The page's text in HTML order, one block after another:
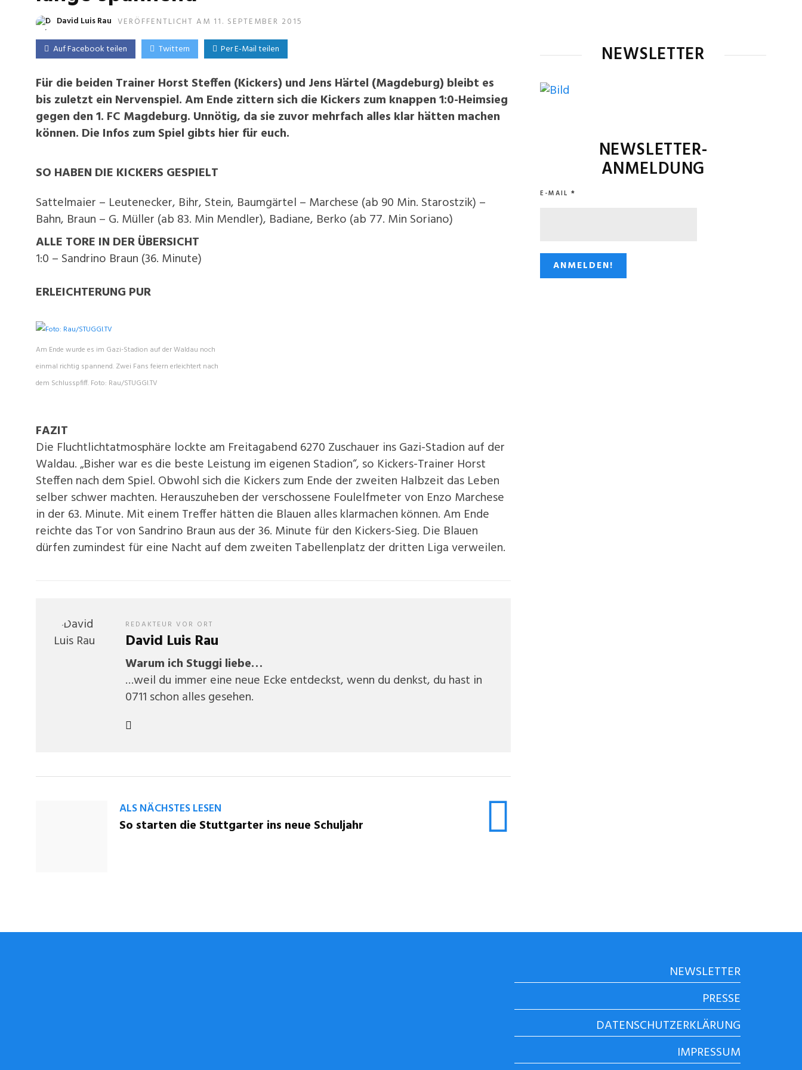
David Luis Rau VERÖFFENTLICHT AM 11. SEPTEMBER 2015
Auf Facebook teilen Twittern Per E-Mail teilen
Für die beiden Trainer Horst Steffen (Kickers) und Jens Härtel (Magdeburg) bleibt es
bis zuletzt ein Nervenspiel. Am Ende zittern sich die Kickers zum knappen 1:0-Heimsieg
gegen den 1. FC Magdeburg. Unnötig, da sie zuvor mehrfach alles klar hätten machen
können. Die Infos zum Spiel gibts hier für euch.
SO HABEN DIE KICKERS GESPIELT
Sattelmaier – Leutenecker, Bihr, Stein, Baumgärtel – Marchese (ab 90 Min. Starostzik) –
Bahn, Braun – G. Müller (ab 83. Min Mendler), Badiane, Berko (ab 77. Min Soriano)
ALLE TORE IN DER ÜBERSICHT
1:0 – Sandrino Braun (36. Minute)
ERLEICHTERUNG PUR
Am Ende wurde es im Gazi-Stadion auf der Waldau noch
einmal richtig spannend. Zwei Fans feiern erleichtert nach
dem Schlusspfiff. Foto: Rau/STUGGI.TV
FAZIT
Die Fluchtlichtatmosphäre lockte am Freitagabend 6270 Zuschauer ins Gazi-Stadion auf der
Waldau. „Bisher war es die beste Leistung im eigenen Stadion“, so Kickers-Trainer Horst
Steffen nach dem Spiel. Obwohl sich die Kickers zum Ende der zweiten Halbzeit das Leben
selber schwer machten. Herauszuheben der verschossene Foulelfmeter von Enzo Marchese
in der 63. Minute. Mit einem Treffer hätten die Blauen alles klarmachen können. Am Ende
reichte das Tor von Sandrino Braun aus der 36. Minute für den Kickers-Sieg. Die Blauen
dürfen zumindest für eine Nacht auf dem zweiten Tabellenplatz der dritten Liga verweilen.
REDAKTEUR VOR ORT
David Luis Rau
Warum ich Stuggi liebe…
…weil du immer eine neue Ecke entdeckst, wenn du denkst, du hast in
0711 schon alles gesehen.
ALS NÄCHSTES LESEN
So starten die Stuttgarter ins neue Schuljahr
NEWSLETTER
NEWSLETTER-
ANMELDUNG
E-MAIL *
NEWSLETTER
PRESSE
DATENSCHUTZERKLÄRUNG
IMPRESSUM